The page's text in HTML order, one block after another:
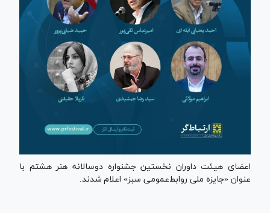
اعضای هیئت داوران نخستین جشنواره دوسالانه هنر هشتم با
عنوان «جایزه ملی روابط‌عمومی سبز» اعلام شدند.